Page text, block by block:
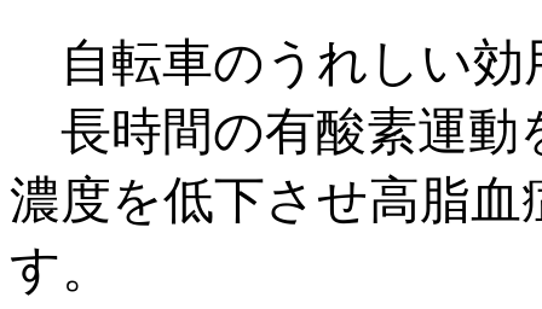
自転車のうれしい効
長時間の有酸素運動
濃度を低下させ高脂
す。